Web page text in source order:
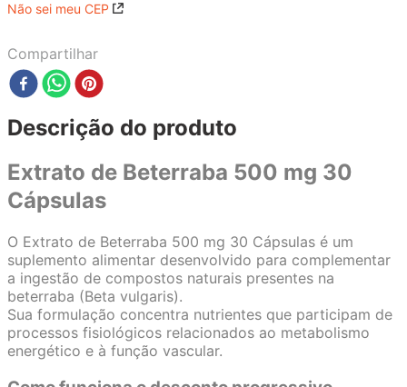
Não sei meu CEP
Compartilhar
Descrição do produto
Extrato de Beterraba 500 mg 30
Cápsulas
O Extrato de Beterraba 500 mg 30 Cápsulas é um
suplemento alimentar desenvolvido para complementar
a ingestão de compostos naturais presentes na
beterraba (Beta vulgaris).
Sua formulação concentra nutrientes que participam de
processos fisiológicos relacionados ao metabolismo
energético e à função vascular.